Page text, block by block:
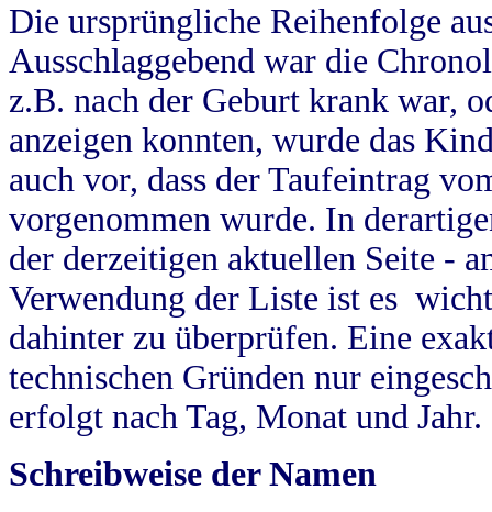
Die ursprüngliche Reihenfolge
Ausschlaggebend war die
z.B. nach der Geburt krank war,
anzeigen konnten, wurde das
auch vor, dass der Taufeintrag
vorgenommen wurde. In
der derzeitigen aktuellen Seite -
Verwendung der Liste ist es
dahinter zu überprüfen. Eine
technischen Gründen nur
erfolgt nach Tag, Monat und Jahr.
Schreibweise der Namen